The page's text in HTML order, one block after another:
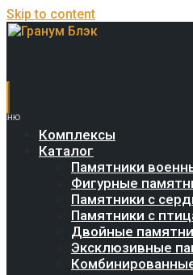
Skip to content
Комплексы
Каталог
Памятники
Фигурные
Памятники с
Памятники с
Двойные
Эксклюзивные